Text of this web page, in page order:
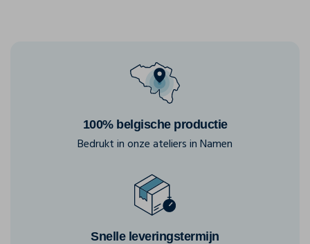
100% belgische productie
Bedrukt in onze ateliers in Namen
Snelle leveringstermijn